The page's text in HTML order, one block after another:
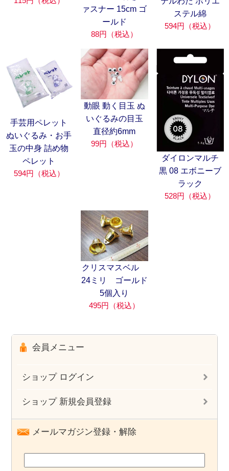
ァスナー 15cm ゴ
ールド
88円（税込）
ステル綿
594円（税込）
手芸用ペレット
ぬいぐるみ・お手
玉の中身 詰め物
ペレット
594円（税込）
動眼 動く目玉 ぬ
いぐるみの目玉
直径約6mm
99円（税込）
ダイロンマルチ
黒 08 エボニーブ
ラック
528円（税込）
クリスマスベル
24ミリ ゴールド
5個入り
495円（税込）
会員メニュー
ショップ ログイン
ショップ 新規会員登録
メールマガジン登録・解除